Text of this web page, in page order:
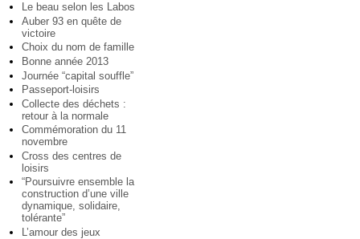
Le beau selon les Labos
Auber 93 en quête de
victoire
Choix du nom de famille
Bonne année 2013
Journée “capital souffle”
Passeport-loisirs
Collecte des déchets :
retour à la normale
Commémoration du 11
novembre
Cross des centres de
loisirs
“Poursuivre ensemble la
construction d’une ville
dynamique, solidaire,
tolérante”
L’amour des jeux